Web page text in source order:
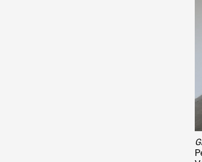
1% œuvres dans
Réseau